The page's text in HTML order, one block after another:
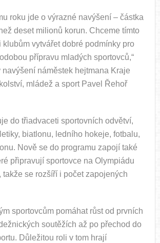
roku jde o výrazné navýšení – částka
deset milionů korun. Chceme tímto
klubům vytvářet dobré podmínky pro
přípravu mladých sportovců,“
náměstek hejtmana Kraje
mládež a sport Pavel Řehoř
do třiadvaceti sportovních odvětví,
biatlonu, ledního hokeje, fotbalu,
Nově se do programu zapojí také
připravují sportovce na Olympiádu
takže se rozšíří i počet zapojených
sportovcům pomáhat růst od prvních
soutěžích až po přechod do
Důležitou roli v tom hrají